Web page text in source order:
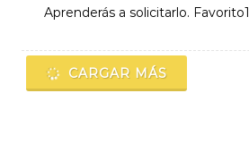
Aprenderás a solicitarlo. Favorito1
CARGAR MÁS